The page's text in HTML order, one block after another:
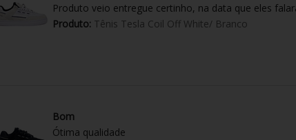
Produto veio entregue certinho, na data que eles
Produto: Tênis Tesla Coil Off White/ Branco
Bom
Ótima qualidade